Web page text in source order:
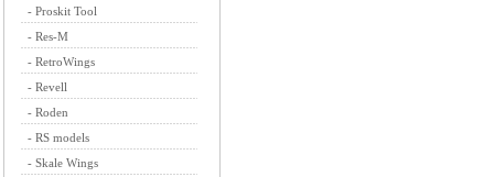
- Proskit Tool
- Res-M
- RetroWings
- Revell
- Roden
- RS models
- Skale Wings